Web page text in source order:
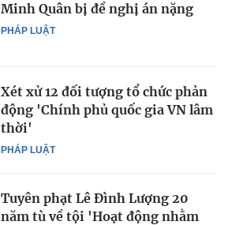
PHÁP LUẬT
Minh Quân bị đề nghị án nặng
PHÁP LUẬT
Xét xử 12 đối tượng tổ chức phản
động 'Chính phủ quốc gia VN lâm
thời'
Tuyên phạt Lê Đình Lượng 20
năm tù về tội 'Hoạt động nhằm